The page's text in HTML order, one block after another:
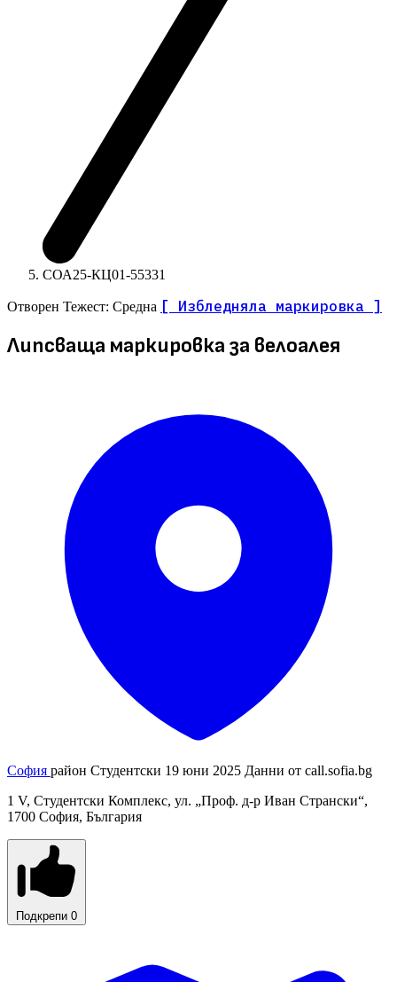
СОА25-КЦ01-55331
Отворен Тежест: Средна [ Избледняла маркировка ]
Липсваща маркировка за велоалея
София район Студентски 19 юни 2025 Данни от call.sofia.bg
1 V, Студентски Комплекс, ул. „Проф. д-р Иван Странски“,
1700 София, България
Подкрепи 0